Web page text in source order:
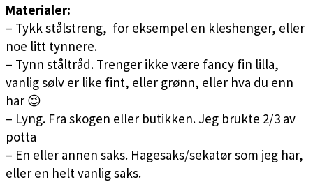
Materialer:
– Tykk stålstreng, for eksempel en kleshenger, eller
noe litt tynnere.
– Tynn ståltråd. Trenger ikke være fancy fin lilla,
vanlig sølv er like fint, eller grønn, eller hva du enn
har 😉
– Lyng. Fra skogen eller butikken. Jeg brukte 2/3 av
potta
– En eller annen saks. Hagesaks/sekatør som jeg har,
eller en helt vanlig saks.